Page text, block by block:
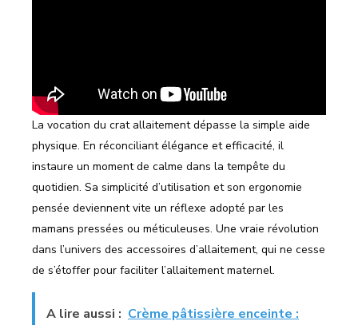
La vocation du crat allaitement dépasse la simple aide
physique. En réconciliant élégance et efficacité, il
instaure un moment de calme dans la tempête du
quotidien. Sa simplicité d’utilisation et son ergonomie
pensée deviennent vite un réflexe adopté par les
mamans pressées ou méticuleuses. Une vraie révolution
dans l’univers des accessoires d’allaitement, qui ne cesse
de s’étoffer pour faciliter l’allaitement maternel.
A lire aussi : Crème pâtissière enceinte :